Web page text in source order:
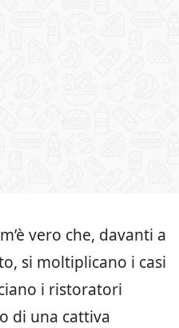
vero che, davanti a
si moltiplicano i casi
i ristoratori
di una cattiva